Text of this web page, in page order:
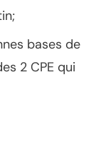
bases de
2 CPE qui